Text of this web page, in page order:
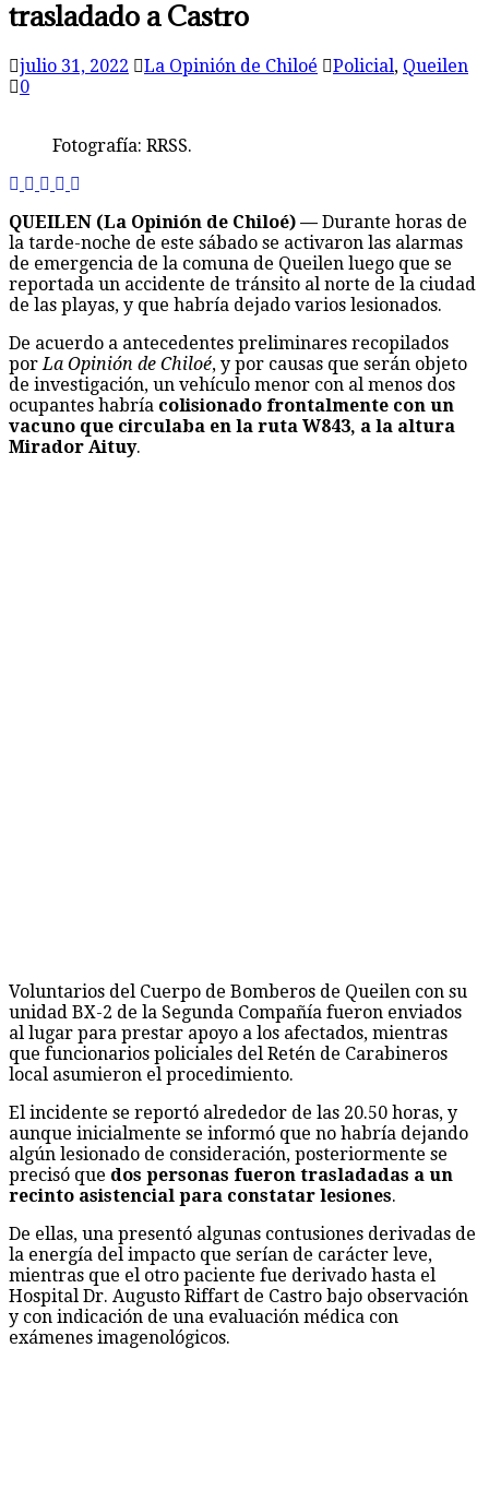
trasladado a Castro
julio 31, 2022 La Opinión de Chiloé Policial, Queilen
0
Fotografía: RRSS.
QUEILEN (La Opinión de Chiloé) — Durante horas de
la tarde-noche de este sábado se activaron las alarmas
de emergencia de la comuna de Queilen luego que se
reportada un accidente de tránsito al norte de la ciudad
de las playas, y que habría dejado varios lesionados.
De acuerdo a antecedentes preliminares recopilados
porLa Opinión de Chiloé, y por causas que serán objeto
de investigación, un vehículo menor con al menos dos
ocupantes habría colisionado frontalmente con un
vacuno que circulaba en la ruta W843, a la altura
Mirador Aituy.
Voluntarios del Cuerpo de Bomberos de Queilen con su
unidad BX-2 de la Segunda Compañía fueron enviados
al lugar para prestar apoyo a los afectados, mientras
que funcionarios policiales del Retén de Carabineros
local asumieron el procedimiento.
El incidente se reportó alrededor de las 20.50 horas, y
aunque inicialmente se informó que no habría dejando
algún lesionado de consideración, posteriormente se
precisó que dos personas fueron trasladadas a un
recinto asistencial para constatar lesiones.
De ellas, una presentó algunas contusiones derivadas de
la energía del impacto que serían de carácter leve,
mientras que el otro paciente fue derivado hasta el
Hospital Dr. Augusto Riffart de Castro bajo observación
y con indicación de una evaluación médica con
exámenes imagenológicos.